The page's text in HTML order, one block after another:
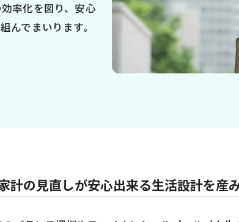
率化を図り、安心
んでまいります。
計の見直しが安心出来る生活設計を産